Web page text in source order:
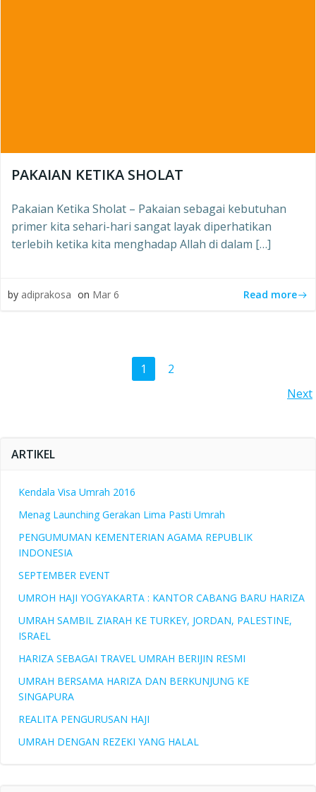
PAKAIAN KETIKA SHOLAT
Pakaian Ketika Sholat – Pakaian sebagai kebutuhan
primer kita sehari-hari sangat layak diperhatikan
terlebih ketika kita menghadap Allah di dalam […]
by adiprakosa on Mar 6 Read more
Page
1 Page
2
Next
ARTIKEL
Kendala Visa Umrah 2016
Menag Launching Gerakan Lima Pasti Umrah
PENGUMUMAN KEMENTERIAN AGAMA REPUBLIK
INDONESIA
SEPTEMBER EVENT
UMROH HAJI YOGYAKARTA : KANTOR CABANG BARU HARIZA
UMRAH SAMBIL ZIARAH KE TURKEY, JORDAN, PALESTINE,
ISRAEL
HARIZA SEBAGAI TRAVEL UMRAH BERIJIN RESMI
UMRAH BERSAMA HARIZA DAN BERKUNJUNG KE
SINGAPURA
REALITA PENGURUSAN HAJI
UMRAH DENGAN REZEKI YANG HALAL